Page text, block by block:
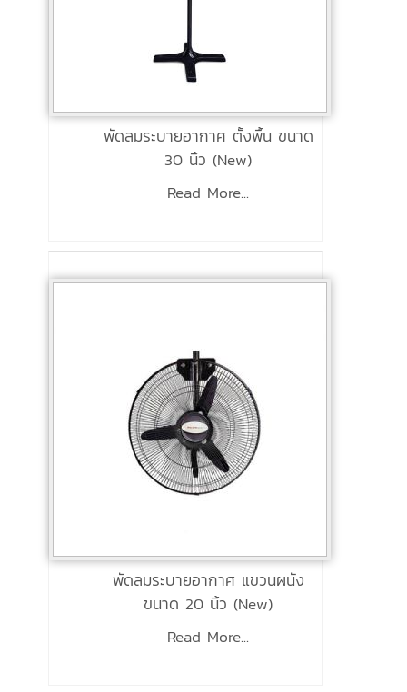
พัดลมระบายอากาศ ตั้งพื้น ขนาด
30 นิ้ว (New)
Read More...
พัดลมระบายอากาศ แขวนผนัง
ขนาด 20 นิ้ว (New)
Read More...